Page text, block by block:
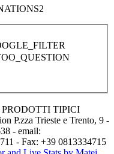
PRODOTTI TIPICI
P.zza Trieste e Trento, 9 -
- email:
- Fax: +39 0813334715